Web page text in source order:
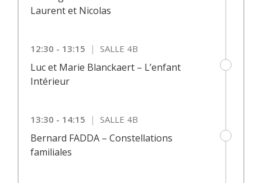
Laurent et Nicolas
12:30 - 13:15 | SALLE 4B
Luc et Marie Blanckaert – L’enfant
Intérieur
13:30 - 14:15 | SALLE 4B
Bernard FADDA – Constellations
familiales